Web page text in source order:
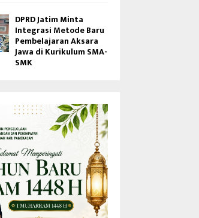
DPRD Jatim Minta
Integrasi Metode Baru
Pembelajaran Aksara
Jawa di Kurikulum SMA-
SMK